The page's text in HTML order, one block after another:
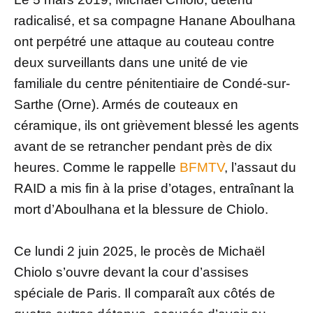
radicalisé, et sa compagne Hanane Aboulhana
ont perpétré une attaque au couteau contre
deux surveillants dans une unité de vie
familiale du centre pénitentiaire de Condé-sur-
Sarthe (Orne). Armés de couteaux en
céramique, ils ont grièvement blessé les agents
avant de se retrancher pendant près de dix
heures. Comme le rappelle BFMTV, l’assaut du
RAID a mis fin à la prise d’otages, entraînant la
mort d’Aboulhana et la blessure de Chiolo.
Ce lundi 2 juin 2025, le procès de Michaël
Chiolo s’ouvre devant la cour d’assises
spéciale de Paris. Il comparaît aux côtés de